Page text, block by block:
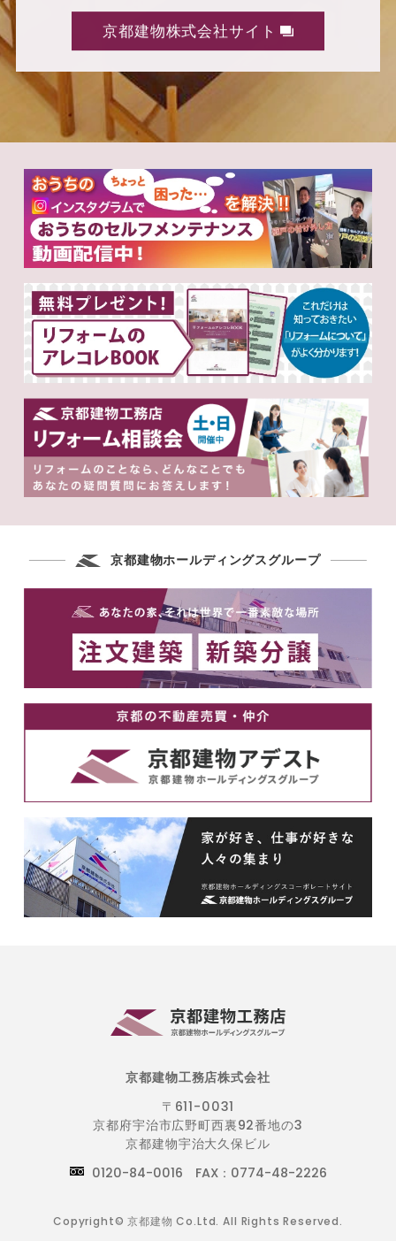
京都建物株式会社サイト
京都建物ホールディングスグループ
京都建物工務店株式会社
〒611-0031
京都府宇治市広野町西裏92番地の3
京都建物宇治大久保ビル
0120-84-0016 FAX：0774-48-2226
Copyright© 京都建物 Co.Ltd. All Rights Reserved.